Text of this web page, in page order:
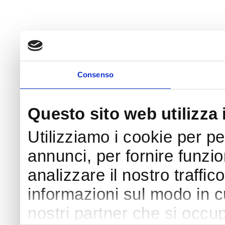
Consenso
Questo sito web utilizza
Utilizziamo i cookie per
annunci, per fornire
analizzare il nostro
informazioni sul modo in
nostri partner che si